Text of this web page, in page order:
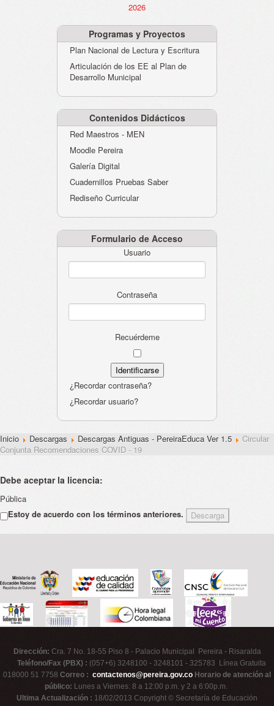
2026
Programas y Proyectos
Plan Nacional de Lectura y Escritura
Articulación de los EE al Plan de
Desarrollo Municipal
Contenidos Didácticos
Red Maestros - MEN
Moodle Pereira
Galería Digital
Cuadernillos Pruebas Saber
Rediseño Curricular
Formulario de Acceso
Usuario
Contraseña
Recuérdeme
¿Recordar contraseña?
¿Recordar usuario?
Inicio Descargas Descargas Antiguas - PereiraEduca Ver 1.5
Circular
Conjunta Recomendaciones COVID - 19
Debe aceptar la licencia:
Pública
Estoy de acuerdo con los términos anteriores.
Dirección: Cra. 7 No. 18-55 Piso 8 - Palacio Municipal Pereira - Risaralda
Teléfono/Fax (PBX) : (057+6) 3248100 - 3248101 - 325783 Línea Gratuita
018000 51 7758 Correo : contactenos@pereira.gov.co Horario de atención al
público: Lunes a Viernes: 8 a 12:00 p.m. y 2 a 6:00p.m.
Ultima Actualización : 18/02/2013 Copyright © Secretaría de Educación